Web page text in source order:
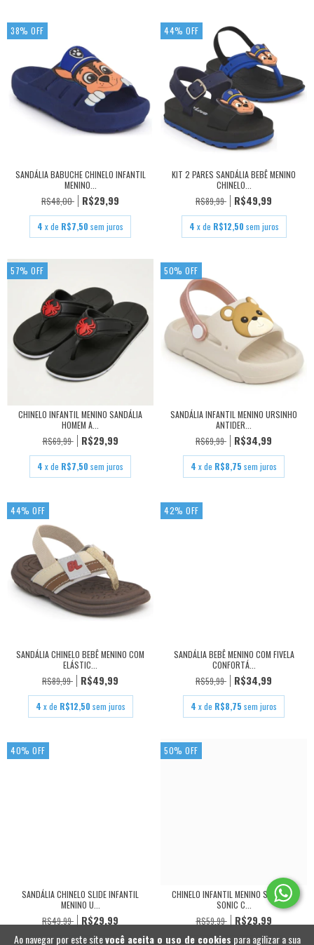
Ao navegar por este sitevocê aceita o uso de cookies para agilizar a sua
38% OFF
SANDÁLIA BABUCHE CHINELO INFANTIL
MENINO...
R$48,00
R$29,99
4 x de R$7,50 sem juros
44% OFF
KIT 2 PARES SANDÁLIA BEBÊ MENINO
CHINELO...
R$89,99
R$49,99
4 x de R$12,50 sem juros
57% OFF
CHINELO INFANTIL MENINO SANDÁLIA
HOMEM A...
R$69,99
R$29,99
4 x de R$7,50 sem juros
50% OFF
SANDÁLIA INFANTIL MENINO URSINHO
ANTIDER...
R$69,99
R$34,99
4 x de R$8,75 sem juros
44% OFF
SANDÁLIA CHINELO BEBÊ MENINO COM
ELÁSTIC...
R$89,99
R$49,99
4 x de R$12,50 sem juros
42% OFF
SANDÁLIA BEBÊ MENINO COM FIVELA
CONFORTÁ...
R$59,99
R$34,99
4 x de R$8,75 sem juros
40% OFF
SANDÁLIA CHINELO SLIDE INFANTIL
MENINO U...
R$49,99
R$29,99
50% OFF
CHINELO INFANTIL MENINO SANDÁLIA
SONIC C...
R$59,99
R$29,99